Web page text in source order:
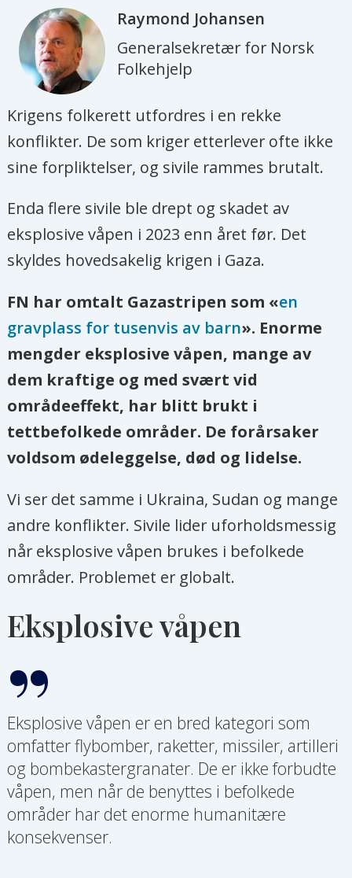
Raymond Johansen
Generalsekretær for Norsk
Folkehjelp
Krigens folkerett utfordres i en rekke
konflikter. De som kriger etterlever ofte ikke
sine forpliktelser, og sivile rammes brutalt.
Enda flere sivile ble drept og skadet av
eksplosive våpen i 2023 enn året før. Det
skyldes hovedsakelig krigen i Gaza.
FN har omtalt Gazastripen som «en
gravplass for tusenvis av barn». Enorme
mengder eksplosive våpen, mange av
dem kraftige og med svært vid
områdeeffekt, har blitt brukt i
tettbefolkede områder. De forårsaker
voldsom ødeleggelse, død og lidelse.
Vi ser det samme i Ukraina, Sudan og mange
andre konflikter. Sivile lider uforholdsmessig
når eksplosive våpen brukes i befolkede
områder. Problemet er globalt.
Eksplosive våpen
Eksplosive våpen er en bred kategori som
omfatter flybomber, raketter, missiler, artilleri
og bombekastergranater. De er ikke forbudte
våpen, men når de benyttes i befolkede
områder har det enorme humanitære
konsekvenser.